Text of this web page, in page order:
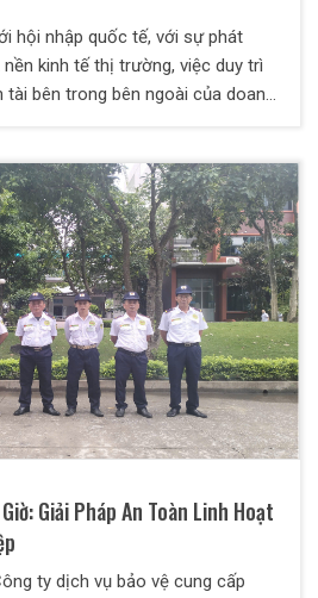
hội nhập quốc tế, với sự phát
kinh tế thị trường, việc duy trì
bên trong bên ngoài của doanh
và đảm bảo an toàn cho Quý
Giải Pháp An Toàn Linh Hoạt
ty dịch vụ bảo vệ cung cấp